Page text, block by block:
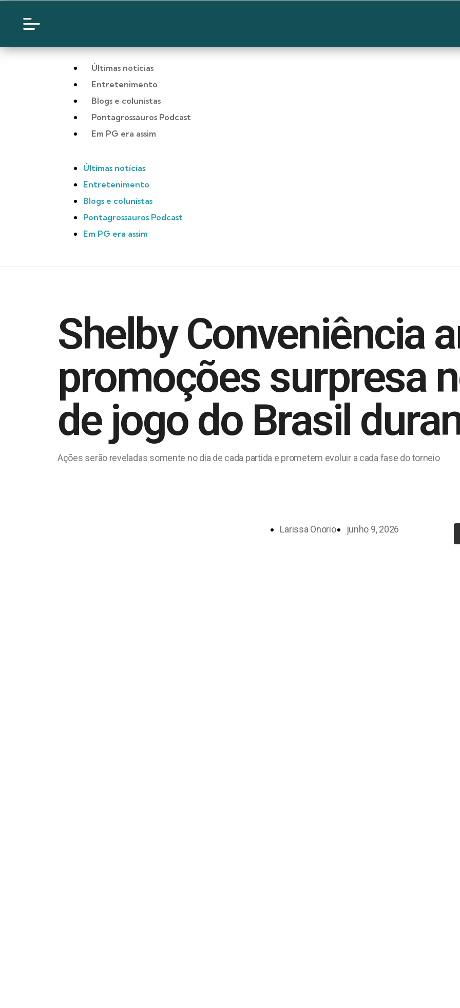
Últimas notícias
Entretenimento
Blogs e colunistas
Pontagrossauros Podcast
Em PG era assim
Últimas notícias
Entretenimento
Blogs e colunistas
Pontagrossauros Podcast
Em PG era assim
Shelby Conveniência
promoções surpresa
de jogo do Brasil
Ações serão reveladas somente no dia de cada partida e prometem evoluir a cada fase do torneio
Larissa Onorio junho 9, 2026